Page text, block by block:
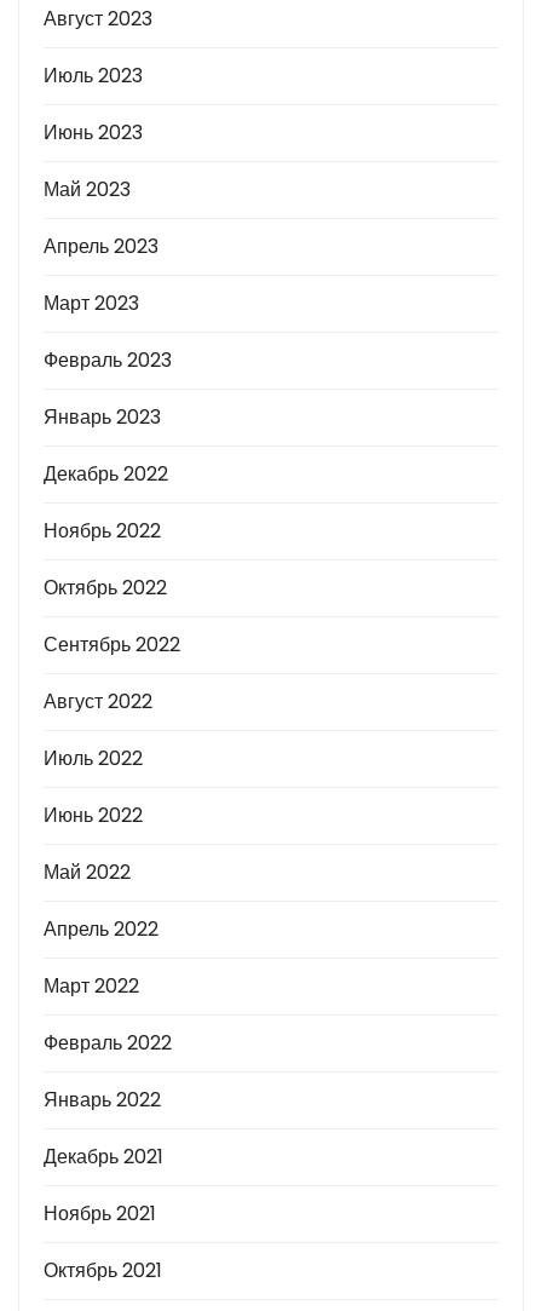
Август 2023
Июль 2023
Июнь 2023
Май 2023
Апрель 2023
Март 2023
Февраль 2023
Январь 2023
Декабрь 2022
Ноябрь 2022
Октябрь 2022
Сентябрь 2022
Август 2022
Июль 2022
Июнь 2022
Май 2022
Апрель 2022
Март 2022
Февраль 2022
Январь 2022
Декабрь 2021
Ноябрь 2021
Октябрь 2021